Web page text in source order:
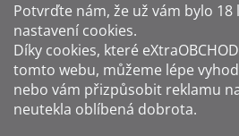
Potvrďte nám​​, že už vám bylo 18
nastavení cookies.
Díky cookies, které
tomto webu, můžeme lépe
nebo vám přizpůsobit reklamu
neutekla oblíbená dobrota.
Způsoby